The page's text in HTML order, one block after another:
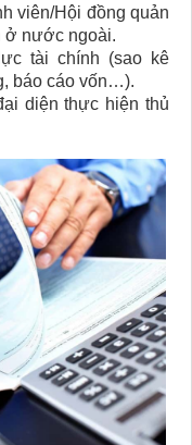
viên/Hội đồng quản
ở nước ngoài.
tài chính (sao kê
báo cáo vốn…).
diện thực hiện thủ